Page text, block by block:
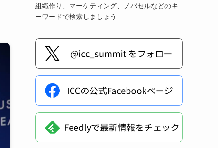
組織作り、マーケティング、ノバセルなどのキ
ーワードで検索しましょう